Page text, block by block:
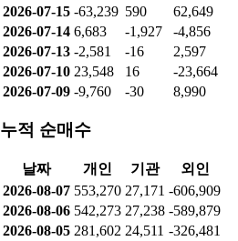
2026-07-15 -63,239 590
62,649
2026-07-14 6,683 -1,927
-4,856
2026-07-13 -2,581 -16
2,597
2026-07-10 23,548 16
-23,664
2026-07-09 -9,760 -30 8,990
누적 순매수
날짜 개인 기관
외인
2026-08-07 553,270 27,171 -606,909
2026-08-06 542,273 27,238 -589,879
2026-08-05 281,602 24,511 -326,481